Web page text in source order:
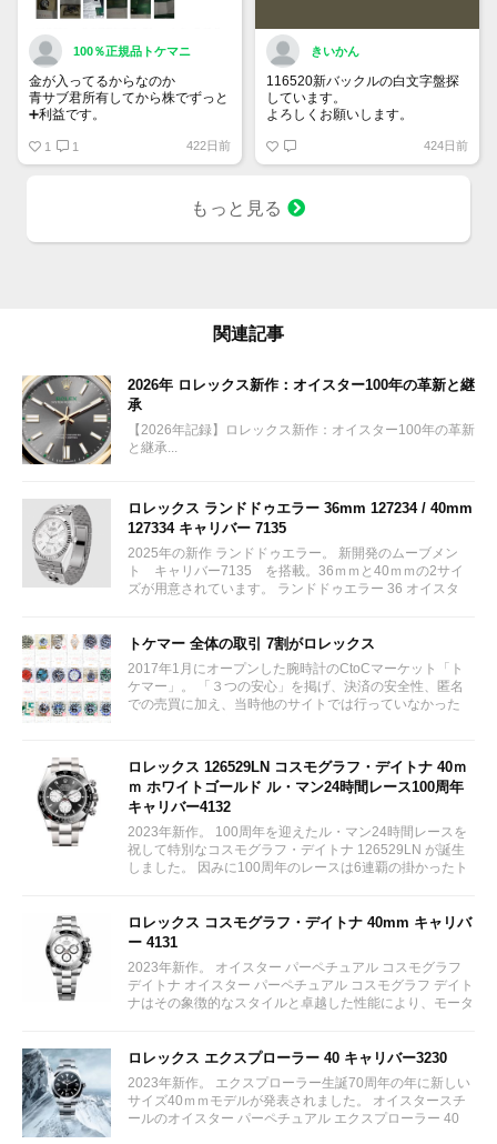
100％正規品トケマニ
金が入ってるからなのか
青サブ君所有してから株でずっと
➕利益です。
銘柄番号7932 ニッピ
1 1 422日前
きいかん
116520新バックルの白文字盤探
しています。
よろしくお願いします。
424日前
もっと見る
関連記事
2026年 ロレックス新作：オイスター100年の革新と継
承
【2026年記録】ロレックス新作：オイスター100年の革新
と継承...
ロレックス ランドドゥエラー 36mm 127234 / 40mm
127334 キャリバー 7135
2025年の新作 ランドドゥエラー。 新開発のムーブメン
ト キャリバー7135 を搭載。36ｍｍと40ｍｍの2サイ
ズが用意されています。 ランドドゥエラー 36 オイスタ
トケマー 全体の取引 7割がロレックス
2017年1月にオープンした腕時計のCtoCマーケット「ト
ケマー」。 「３つの安心」を掲げ、決済の安全性、匿名
での売買に加え、当時他のサイトでは行っていなかった
ロレックス 126529LN コスモグラフ・デイトナ 40ｍ
ｍ ホワイトゴールド ル・マン24時間レース100周年
キャリバー4132
2023年新作。 100周年を迎えたル・マン24時間レースを
祝して特別なコスモグラフ・デイトナ 126529LN が誕生
しました。 因みに100周年のレースは6連覇の掛かったト
ロレックス コスモグラフ・デイトナ 40mm キャリバ
ー 4131
2023年新作。 オイスター パーペチュアル コスモグラフ
デイトナ オイスター パーペチュアル コスモグラフ デイト
ナはその象徴的なスタイルと卓越した性能により、モータ
ロレックス エクスプローラー 40 キャリバー3230
2023年新作。 エクスプローラー生誕70周年の年に新しい
サイズ40ｍｍモデルが発表されました。 オイスタースチ
ールのオイスター パーペチュアル エクスプローラー 40